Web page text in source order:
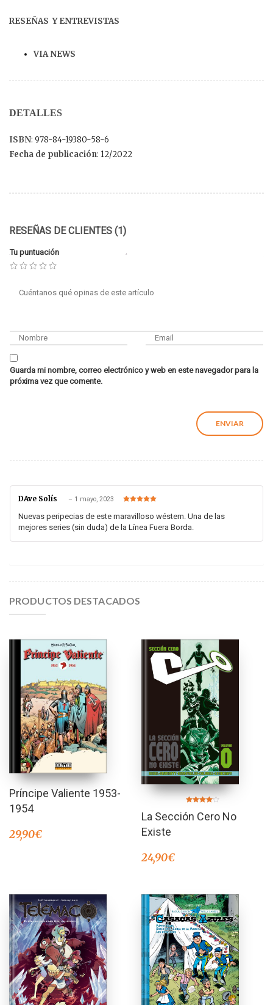
RESEÑAS Y ENTREVISTAS
VIA NEWS
DETALLES
ISBN: 978-84-19380-58-6
Fecha de publicación: 12/2022
RESEÑAS DE CLIENTES (1)
Tu puntuación
Guarda mi nombre, correo electrónico y web en este navegador para la
próxima vez que comente.
DAve Solís – 1 mayo, 2023
de 5
Nuevas peripecias de este maravilloso wéstern. Una de las
mejores series (sin duda) de la Línea Fuera Borda.
PRODUCTOS DESTACADOS
Príncipe Valiente 1953-
1954
29,90€
en
4.00
La Sección Cero No
Existe
24,90€